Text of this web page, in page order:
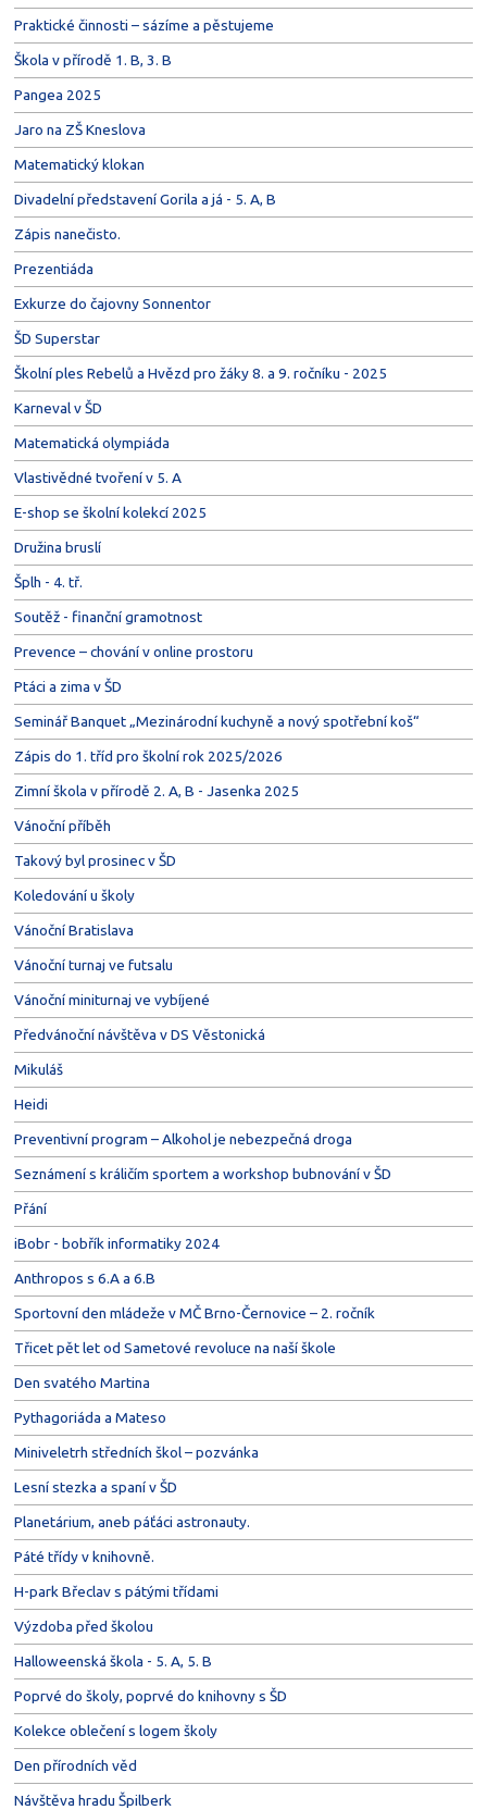
Praktické činnosti – sázíme a pěstujeme
Škola v přírodě 1. B, 3. B
Pangea 2025
Jaro na ZŠ Kneslova
Matematický klokan
Divadelní představení Gorila a já - 5. A, B
Zápis nanečisto.
Prezentiáda
Exkurze do čajovny Sonnentor
ŠD Superstar
Školní ples Rebelů a Hvězd pro žáky 8. a 9. ročníku - 2025
Karneval v ŠD
Matematická olympiáda
Vlastivědné tvoření v 5. A
E-shop se školní kolekcí 2025
Družina bruslí
Šplh - 4. tř.
Soutěž - finanční gramotnost
Prevence – chování v online prostoru
Ptáci a zima v ŠD
Seminář Banquet „Mezinárodní kuchyně a nový spotřební koš“
Zápis do 1. tříd pro školní rok 2025/2026
Zimní škola v přírodě 2. A, B - Jasenka 2025
Vánoční příběh
Takový byl prosinec v ŠD
Koledování u školy
Vánoční Bratislava
Vánoční turnaj ve futsalu
Vánoční miniturnaj ve vybíjené
Předvánoční návštěva v DS Věstonická
Mikuláš
Heidi
Preventivní program – Alkohol je nebezpečná droga
Seznámení s králičím sportem a workshop bubnování v ŠD
Přání
iBobr - bobřík informatiky 2024
Anthropos s 6.A a 6.B
Sportovní den mládeže v MČ Brno-Černovice – 2. ročník
Třicet pět let od Sametové revoluce na naší škole
Den svatého Martina
Pythagoriáda a Mateso
Miniveletrh středních škol – pozvánka
Lesní stezka a spaní v ŠD
Planetárium, aneb páťáci astronauty.
Páté třídy v knihovně.
H-park Břeclav s pátými třídami
Výzdoba před školou
Halloweenská škola - 5. A, 5. B
Poprvé do školy, poprvé do knihovny s ŠD
Kolekce oblečení s logem školy
Den přírodních věd
Návštěva hradu Špilberk